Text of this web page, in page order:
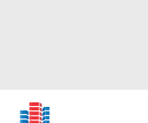
Новостройки